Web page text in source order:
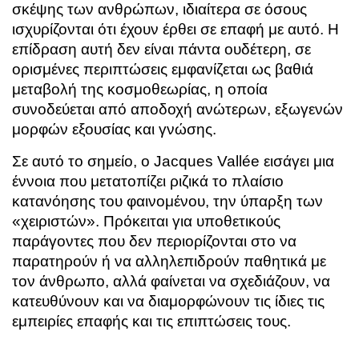
σκέψης των ανθρώπων, ιδιαίτερα σε όσους
ισχυρίζονται ότι έχουν έρθει σε επαφή με αυτό. Η
επίδραση αυτή δεν είναι πάντα ουδέτερη, σε
ορισμένες περιπτώσεις εμφανίζεται ως βαθιά
μεταβολή της κοσμοθεωρίας, η οποία
συνοδεύεται από αποδοχή ανώτερων, εξωγενών
μορφών εξουσίας και γνώσης.
Σε αυτό το σημείο, ο Jacques Vallée εισάγει μια
έννοια που μετατοπίζει ριζικά το πλαίσιο
κατανόησης του φαινομένου, την ύπαρξη των
«χειριστών». Πρόκειται για υποθετικούς
παράγοντες που δεν περιορίζονται στο να
παρατηρούν ή να αλληλεπιδρούν παθητικά με
τον άνθρωπο, αλλά φαίνεται να σχεδιάζουν, να
κατευθύνουν και να διαμορφώνουν τις ίδιες τις
εμπειρίες επαφής και τις επιπτώσεις τους.